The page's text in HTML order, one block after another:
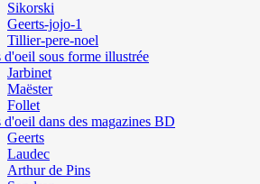
Sikorski
Geerts-jojo-1
Tillier-pere-noel
d'oeil sous forme illustrée
Jarbinet
Maëster
Follet
d'oeil dans des magazines BD
Geerts
Laudec
Arthur de Pins